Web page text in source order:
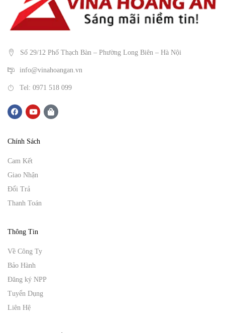
Số 29/12 Phố Thạch Bàn – Phường Long Biên – Hà Nội
info@vinahoangan.vn
Tel: 0971 518 099
Chính Sách
Cam Kết
Giao Nhận
Đổi Trả
Thanh Toán
Thông Tin
Về Công Ty
Bảo Hành
Đăng ký NPP
Tuyển Dụng
Liên Hệ